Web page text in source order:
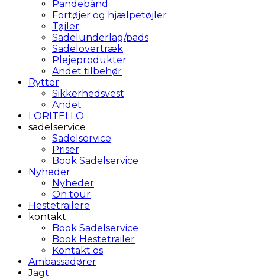
Pandebånd
Fortøjer og hjælpetøjler
Tøjler
Sadelunderlag/pads
Sadelovertræk
Plejeprodukter
Andet tilbehør
Rytter
Sikkerhedsvest
Andet
LORITELLO
sadelservice
Sadelservice
Priser
Book Sadelservice
Nyheder
Nyheder
On tour
Hestetrailere
kontakt
Book Sadelservice
Book Hestetrailer
Kontakt os
Ambassadører
Jagt